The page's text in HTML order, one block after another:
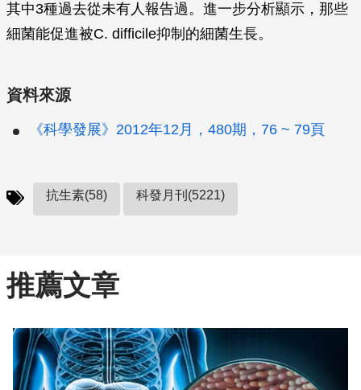
其中3種過去從未有人報告過。進一步分析顯示，那些
細菌能促進被C. difficile抑制的細菌生長。
資料來源
《科學發展》2012年12月，480期，76 ~ 79頁
抗生素(58) 科發月刊(5221)
推薦文章